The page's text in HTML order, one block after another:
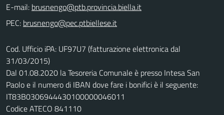
E-mail:
PEC:
Cod. Ufficio iPA: UF97U7 (fatturazione elettronica dal
31/03/2015)
Dal 01.08.2020 la Tesoreria Comunale è presso Intesa San
Paolo e il numero di IBAN dove fare i bonifici è il seguente:
IT83B0306944430100000046011
Codice ATECO 841110